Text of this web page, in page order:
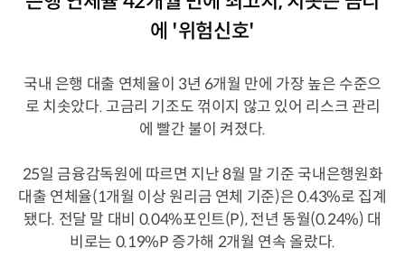
에 '위험신호'
국내 은행 대출 연체율이 3년 6개월 만에 가장 높은 수준으
로 치솟았다. 고금리 기조도 꺾이지 않고 있어 리스크 관리
에 빨간 불이 켜졌다.
25일 금융감독원에 따르면 지난 8월 말 기준 국내은행원화
대출 연체율(1개월 이상 원리금 연체 기준)은 0.43%로 집계
됐다. 전달 말 대비 0.04%포인트(P), 전년 동월(0.24%) 대
비로는 0.19%P 증가해 2개월 연속 올랐다.